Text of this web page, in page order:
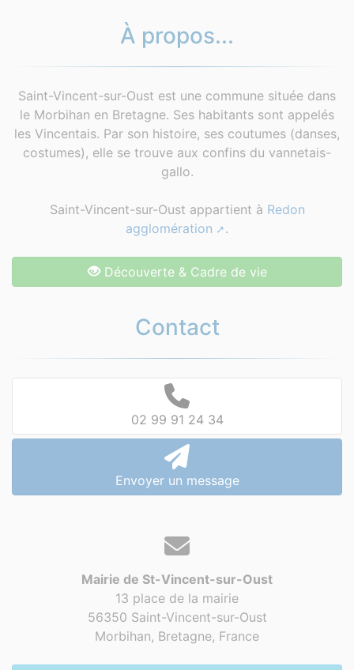
À propos...
Saint-Vincent-sur-Oust est une commune située dans
le Morbihan en Bretagne. Ses habitants sont appelés
les Vincentais. Par son histoire, ses coutumes (danses,
costumes), elle se trouve aux confins du vannetais-
gallo.
Saint-Vincent-sur-Oust appartient à Redon
agglomération
.
Découverte & Cadre de vie
Contact
02 99 91 24 34
Envoyer un message
Mairie de St-Vincent-sur-Oust
13 place de la mairie
56350 Saint-Vincent-sur-Oust
Morbihan, Bretagne, France